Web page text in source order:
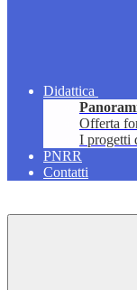
Didattica
Offerta
I progetti
PNRR
Contatti